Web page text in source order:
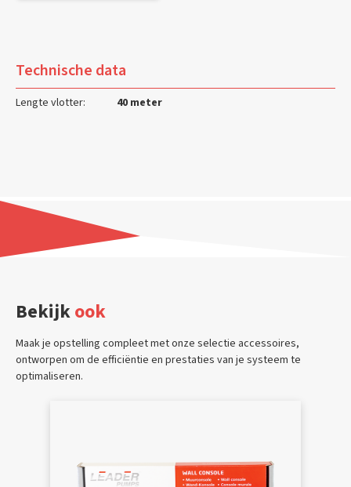
Technische data
Lengte vlotter: 40 meter
Bekijkook
Maak je opstelling compleet met onze selectie accessoires,
ontworpen om de efficiëntie en prestaties van je systeem te
optimaliseren.